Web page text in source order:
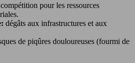
compétition pour les ressources
dégâts aux infrastructures et aux
de piqûres douloureuses (fourmi de